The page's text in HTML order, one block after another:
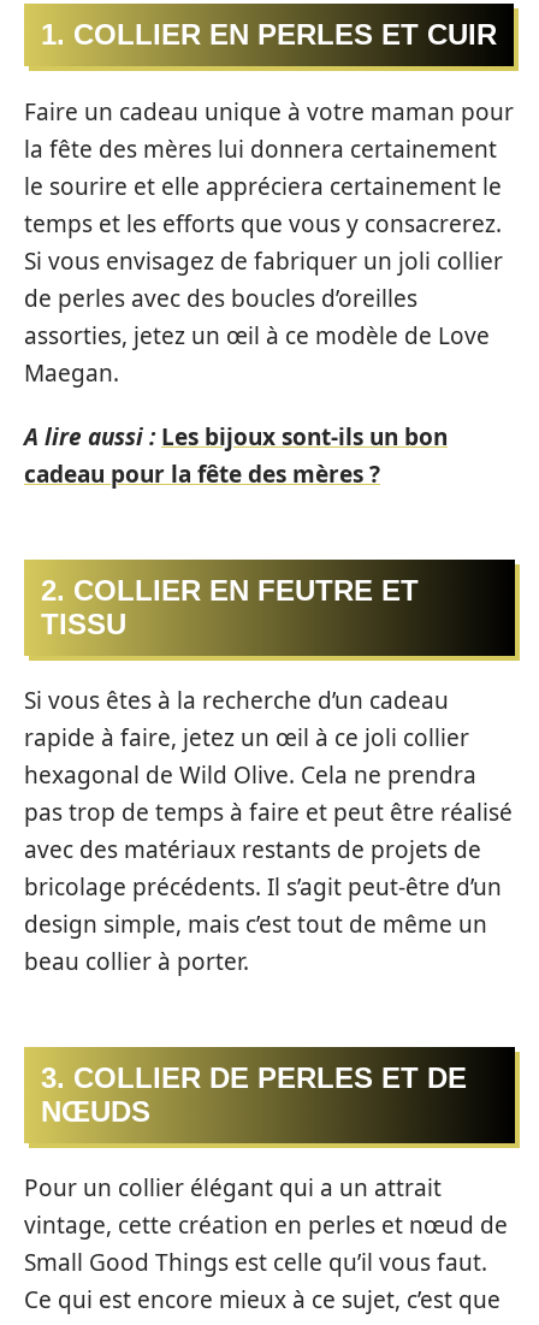
1. COLLIER EN PERLES ET CUIR
Faire un cadeau unique à votre maman pour
la fête des mères lui donnera certainement
le sourire et elle appréciera certainement le
temps et les efforts que vous y consacrerez.
Si vous envisagez de fabriquer un joli collier
de perles avec des boucles d’oreilles
assorties, jetez un œil à ce modèle de Love
Maegan.
A lire aussi : Les bijoux sont-ils un bon
cadeau pour la fête des mères ?
2. COLLIER EN FEUTRE ET
TISSU
Si vous êtes à la recherche d’un cadeau
rapide à faire, jetez un œil à ce joli collier
hexagonal de Wild Olive. Cela ne prendra
pas trop de temps à faire et peut être réalisé
avec des matériaux restants de projets de
bricolage précédents. Il s’agit peut-être d’un
design simple, mais c’est tout de même un
beau collier à porter.
3. COLLIER DE PERLES ET DE
NŒUDS
Pour un collier élégant qui a un attrait
vintage, cette création en perles et nœud de
Small Good Things est celle qu’il vous faut.
Ce qui est encore mieux à ce sujet, c’est que